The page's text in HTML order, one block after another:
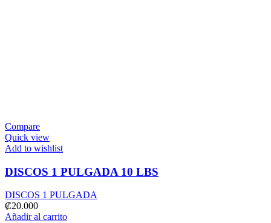
Compare
Quick view
Add to wishlist
DISCOS 1 PULGADA 10 LBS
DISCOS 1 PULGADA
₡20.000
Añadir al carrito